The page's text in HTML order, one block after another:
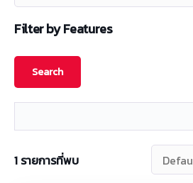
Filter by Features
1 รายการที่พบ